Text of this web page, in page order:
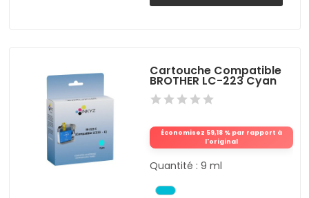
Cartouche Compatible
BROTHER LC-223 Cyan
Économisez 59,18 % par rapport à
l'original
Quantité : 9 ml